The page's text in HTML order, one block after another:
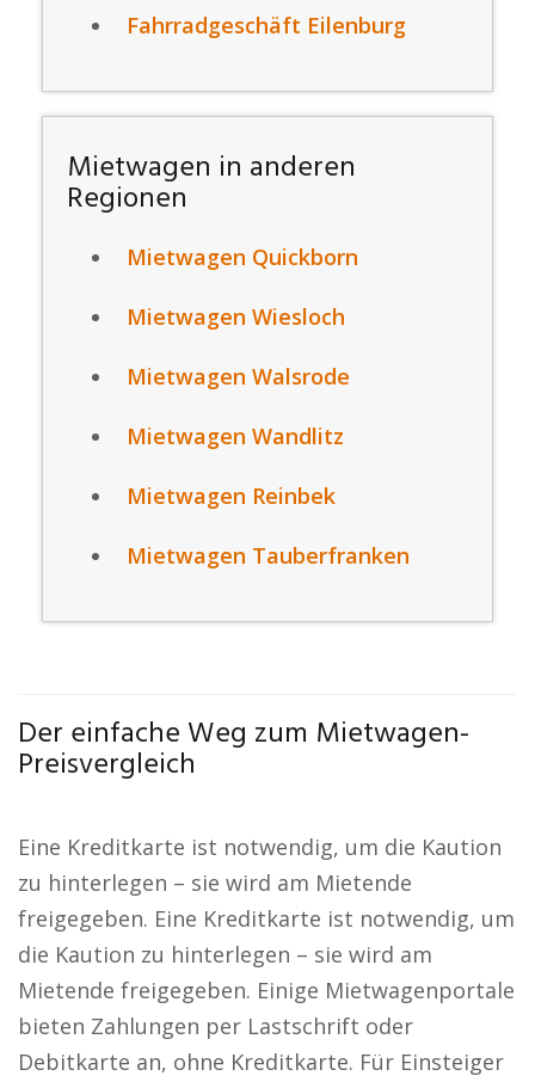
Fahrradgeschäft Eilenburg
Mietwagen in anderen
Regionen
Mietwagen Quickborn
Mietwagen Wiesloch
Mietwagen Walsrode
Mietwagen Wandlitz
Mietwagen Reinbek
Mietwagen Tauberfranken
Der einfache Weg zum Mietwagen-
Preisvergleich
Eine Kreditkarte ist notwendig, um die Kaution
zu hinterlegen – sie wird am Mietende
freigegeben. Eine Kreditkarte ist notwendig, um
die Kaution zu hinterlegen – sie wird am
Mietende freigegeben. Einige Mietwagenportale
bieten Zahlungen per Lastschrift oder
Debitkarte an, ohne Kreditkarte. Für Einsteiger